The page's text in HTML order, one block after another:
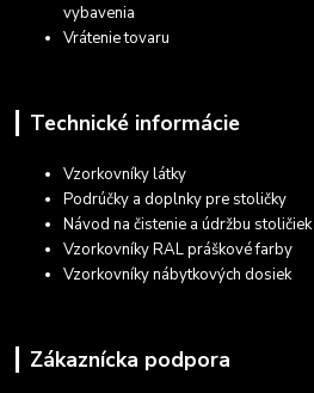
vybavenia
Vrátenie tovaru
Technické informácie
Vzorkovníky látky
Podrúčky a doplnky pre stoličky
Návod na čistenie a údržbu stoličiek
Vzorkovníky RAL práškové farby
Vzorkovníky nábytkových dosiek
Zákaznícka podpora